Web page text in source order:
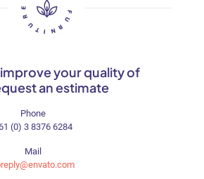
your quality of
an estimate
Phone
(0) 3 8376 6284
Mail